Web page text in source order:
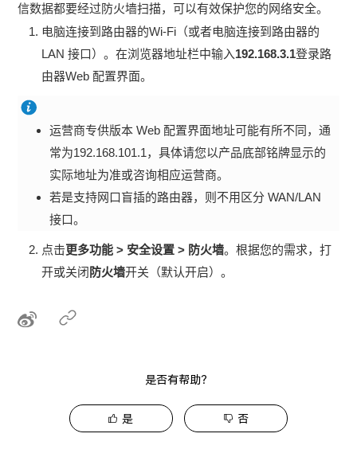
信数据都要经过防火墙扫描，可以有效保护您的网络安全。
电脑连接到路由器的Wi-Fi（或者电脑连接到路由器的
LAN 接口）。在浏览器地址栏中输入192.168.3.1登录路
由器Web 配置界面。
运营商专供版本 Web 配置界面地址可能有所不同，通
常为192.168.101.1，具体请您以产品底部铭牌显示的
实际地址为准或咨询相应运营商。
若是支持网口盲插的路由器，则不用区分 WAN/LAN
接口。
点击更多功能 > 安全设置 > 防火墙。根据您的需求，打
开或关闭 防火墙开关（默认开启）。
是否有帮助？
是 否